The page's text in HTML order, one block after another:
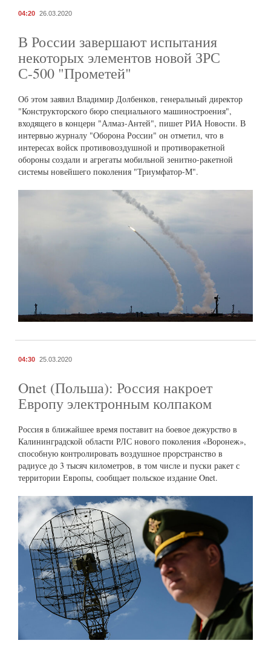
04:20 26.03.2020
В России завершают испытания
некоторых элементов новой ЗРС
С-500 "Прометей"
Об этом заявил Владимир Долбенков, генеральный директор
"Конструкторского бюро специального машиностроения",
входящего в концерн "Алмаз-Антей", пишет РИА Новости. В
интервью журналу "Оборона России" он отметил, что в
интересах войск противовоздушной и противоракетной
обороны создали и агрегаты мобильной зенитно-ракетной
системы новейшего поколения "Триумфатор-М".
04:30 25.03.2020
Onet (Польша): Россия накроет
Европу электронным колпаком
Россия в ближайшее время поставит на боевое дежурство в
Калининградской области РЛС нового поколения «Воронеж»,
способную контролировать воздушное прорстранство в
радиусе до 3 тысяч километров, в том числе и пуски ракет с
территории Европы, сообщает польское издание Onet.